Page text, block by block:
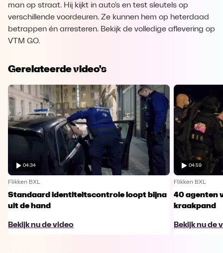
man op straat. Hij kijkt in auto's en test sleutels op
verschillende voordeuren. Ze kunnen hem op heterdaad
betrappen én arresteren. Bekijk de volledige aflevering op
VTM GO.
Gerelateerde video's
04:34
Flikken BXL
Standaard identiteitscontrole loopt bijna
uit de hand
Bekijk nu de video
04:59
Flikken BXL
40 agenten
kraakpand
Bekijk nu de